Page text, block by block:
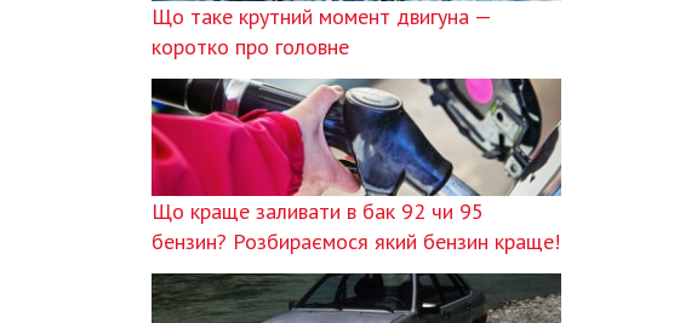
Що таке крутний момент двигуна —
коротко про головне
Що краще заливати в бак 92 чи 95
бензин? Розбираємося який бензин краще!